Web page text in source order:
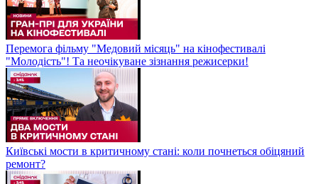
Перемога фільму "Медовий місяць" на кінофестивалі
"Молодість"! Та неочікуване зізнання режисерки!
Київські мости в критичному стані: коли почнеться обіцяний
ремонт?